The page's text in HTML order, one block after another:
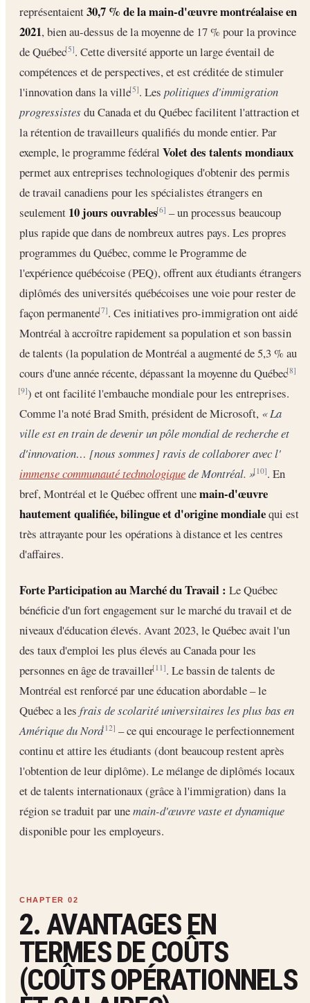
représentaient30,7 % de la main-d'œuvre montréalaise en
2021, bien au-dessus de la moyenne de 17 % pour la province
de Québec[5]. Cette diversité apporte un large éventail de
compétences et de perspectives, et est créditée de stimuler
l'innovation dans la ville[5]. Les politiques d'immigration
progressistes du Canada et du Québec facilitent l'attraction et
la rétention de travailleurs qualifiés du monde entier. Par
exemple, le programme fédéral Volet des talents mondiaux
permet aux entreprises technologiques d'obtenir des permis
de travail canadiens pour les spécialistes étrangers en
seulement 10 jours ouvrables[6] – un processus beaucoup
plus rapide que dans de nombreux autres pays. Les propres
programmes du Québec, comme le Programme de
l'expérience québécoise (PEQ), offrent aux étudiants étrangers
diplômés des universités québécoises une voie pour rester de
façon permanente[7]. Ces initiatives pro-immigration ont aidé
Montréal à accroître rapidement sa population et son bassin
de talents (la population de Montréal a augmenté de 5,3 % au
cours d'une année récente, dépassant la moyenne du Québec[8]
[9]) et ont facilité l'embauche mondiale pour les entreprises.
Comme l'a noté Brad Smith, président de Microsoft, « La
ville est en train de devenir un pôle mondial de recherche et
d'innovation… [nous sommes] ravis de collaborer avec l'
immense communauté technologiquede Montréal. »[10]. En
bref, Montréal et le Québec offrent unemain-d'œuvre
hautement qualifiée, bilingue et d'origine mondialequi est
très attrayante pour les opérations à distance et les centres
d'affaires.
Forte Participation au Marché du Travail : Le Québec
bénéficie d'un fort engagement sur le marché du travail et de
niveaux d'éducation élevés. Avant 2023, le Québec avait l'un
des taux d'emploi les plus élevés au Canada pour les
personnes en âge de travailler[11]. Le bassin de talents de
Montréal est renforcé par une éducation abordable – le
Québec a les frais de scolarité universitaires les plus bas en
Amérique du Nord[12] – ce qui encourage le perfectionnement
continu et attire les étudiants (dont beaucoup restent après
l'obtention de leur diplôme). Le mélange de diplômés locaux
et de talents internationaux (grâce à l'immigration) dans la
région se traduit par unemain-d'œuvre vaste et dynamique
disponible pour les employeurs.
2. AVANTAGES EN
TERMES DE COÛTS
(COÛTS OPÉRATIONNELS